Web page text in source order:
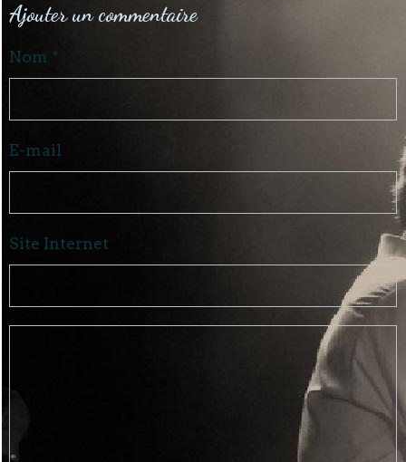
Ajouter un commentaire
Nom
E-mail
Site Internet